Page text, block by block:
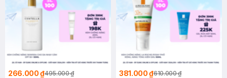
266.000 ₫495.000 ₫ 381.000 ₫610.000 ₫